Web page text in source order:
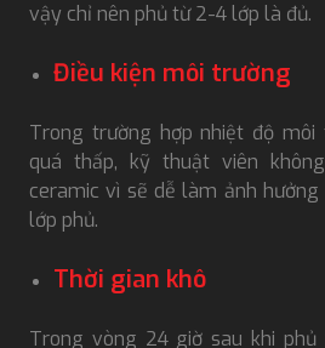
vậy chỉ nên phủ từ 2-4 lớp là đủ.
Điều kiện môi trường
Trong trường hợp nhiệt độ môi
quá thấp, kỹ thuật viên
ceramic vì sẽ dễ làm ảnh
lớp phủ.
Thời gian khô
Trong vòng 24 giờ sau khi phủ